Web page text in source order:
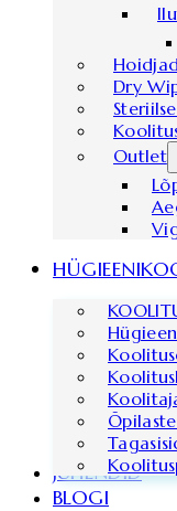
Dry
Outlet
JUHENDID
BLOGI